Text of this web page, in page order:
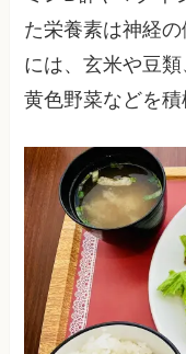
た栄養素は神経
には、玄米や豆
黄色野菜などを積